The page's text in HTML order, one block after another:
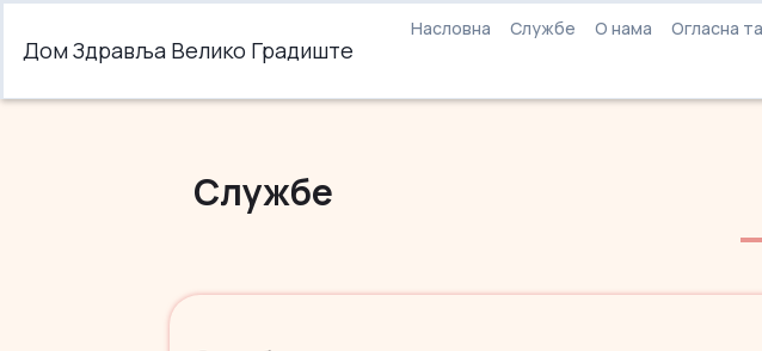
Дом Здравља Велико Градиште
Насловна Службе О нама Огласна
Службе